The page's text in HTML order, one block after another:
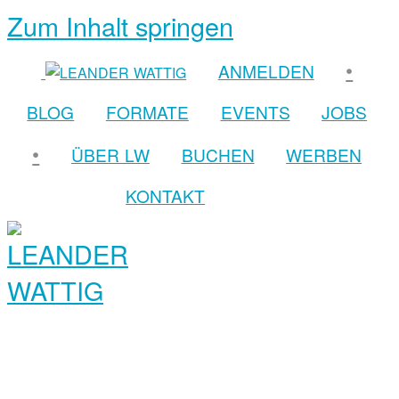
Zum Inhalt springen
ANMELDEN •
BLOG FORMATE EVENTS JOBS
• ÜBER LW BUCHEN
WERBEN
KONTAKT